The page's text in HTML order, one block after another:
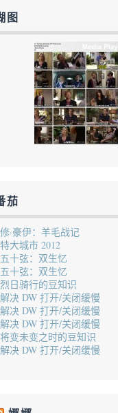
图
茄
修·豪伊：羊毛战记
特大城市 2012
五十弦：双生忆
五十弦：双生忆
烈日骑行的豆知识
解决 DW 打开/关闭缓慢
解决 DW 打开/关闭缓慢
解决 DW 打开/关闭缓慢
将变未变之时的豆知识
解决 DW 打开/关闭缓慢